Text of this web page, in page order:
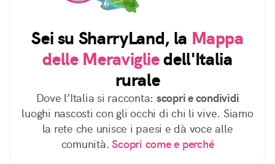
Sei su SharryLand, la Mappa
delle Meravigliedell'Italia
rurale
Dove l’Italia si racconta: scopri e condividi
luoghi nascosti con gli occhi di chi li vive. Siamo
la rete che unisce i paesi e dà voce alle
comunità. Scopri come e perché